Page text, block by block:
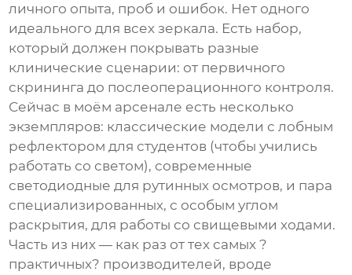
личного опыта, проб и ошибок. Нет одного
идеального для всех зеркала. Есть набор,
который должен покрывать разные
клинические сценарии: от первичного
скрининга до послеоперационного контроля.
Сейчас в моём арсенале есть несколько
экземпляров: классические модели с лобным
рефлектором для студентов (чтобы учились
работать со светом), современные
светодиодные для рутинных осмотров, и пара
специализированных, с особым углом
раскрытия, для работы со свищевыми ходами.
Часть из них — как раз от тех самых ?
практичных? производителей, вроде